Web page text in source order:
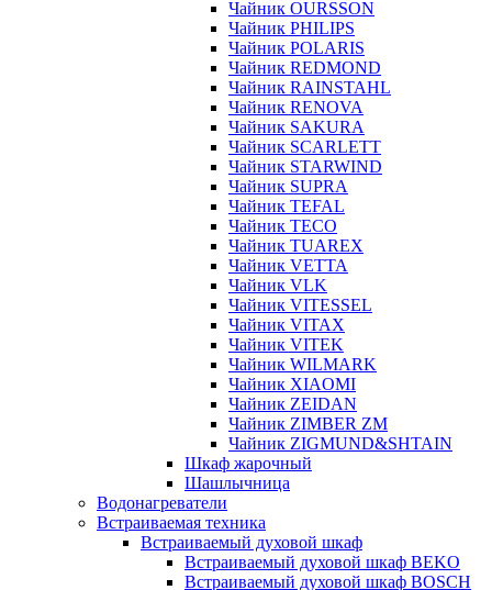
Чайник OURSSON
Чайник PHILIPS
Чайник POLARIS
Чайник REDMOND
Чайник RAINSTAHL
Чайник RENOVA
Чайник SAKURA
Чайник SCARLETT
Чайник STARWIND
Чайник SUPRA
Чайник TEFAL
Чайник TECO
Чайник TUAREX
Чайник VETTA
Чайник VLK
Чайник VITESSEL
Чайник VITAX
Чайник VITEK
Чайник WILMARK
Чайник XIAOMI
Чайник ZEIDAN
Чайник ZIMBER ZM
Чайник ZIGMUND&SHTAIN
Шкаф жарочный
Шашлычница
Водонагреватели
Встраиваемая техника
Встраиваемый духовой шкаф
Встраиваемый духовой шкаф BEKO
Встраиваемый духовой шкаф BOSCH